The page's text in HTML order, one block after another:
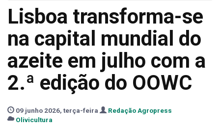
Lisboa transforma-se
na capital mundial do
azeite em julho com a
2.ª edição do OOWC
09 junho 2026, terça-feira
Redação Agropress
Olivicultura